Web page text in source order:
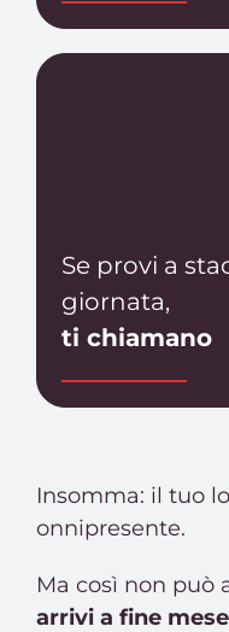
Se provi a
giornata,
ti chiamano
Insomma: il tuo
onnipresente.
Ma così non può
arrivi a fine